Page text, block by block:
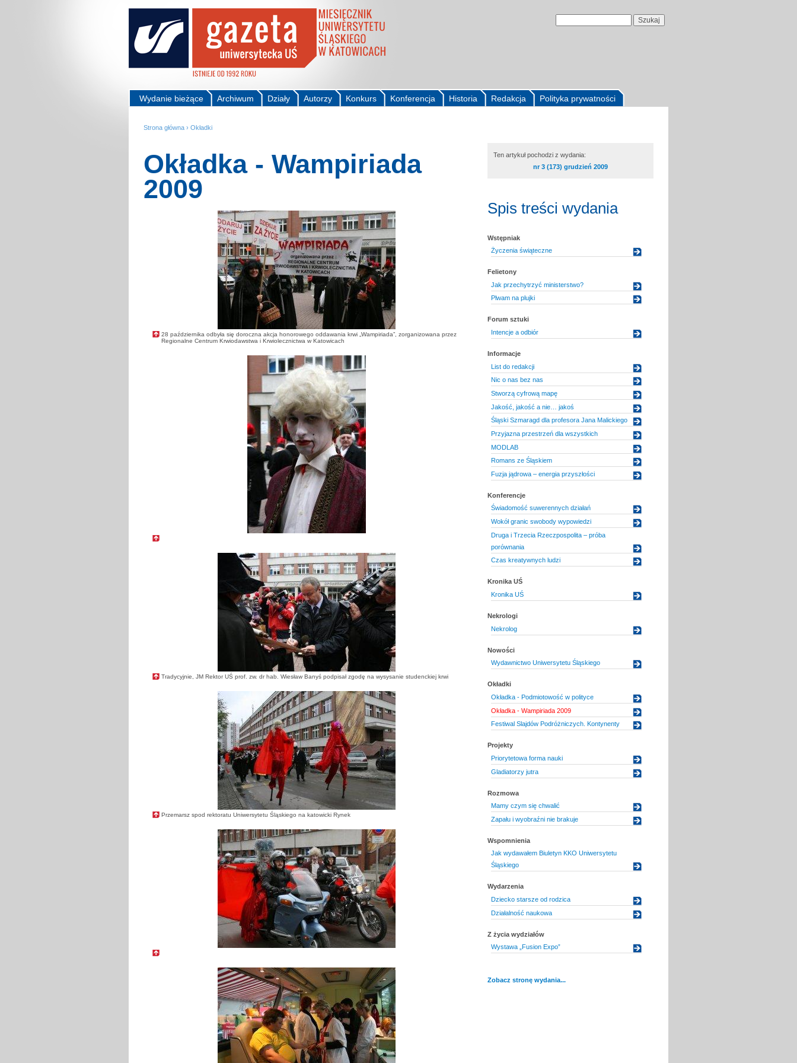
Polityka prywatności
Redakcja
Historia
Konferencja
Konkurs
Autorzy
Działy
Archiwum
Wydanie bieżące
Strona główna › Okładki
Okładka - Wampiriada
2009
28 października odbyła się doroczna akcja honorowego oddawania krwi „Wampiriada”, zorganizowana przez
Regionalne Centrum Krwiodawstwa i Krwiolecznictwa w Katowicach
Tradycyjnie, JM Rektor UŚ prof. zw. dr hab. Wiesław Banyś podpisał zgodę na wysysanie studenckiej krwi
Przemarsz spod rektoratu Uniwersytetu Śląskiego na katowicki Rynek
Ten artykuł pochodzi z wydania:
nr 3 (173) grudzień 2009
Spis treści wydania
Wstępniak
Życzenia świąteczne
Felietony
Jak przechytrzyć ministerstwo?
Plwam na plujki
Forum sztuki
Intencje a odbiór
Informacje
List do redakcji
Nic o nas bez nas
Stworzą cyfrową mapę
Jakość, jakość a nie… jakoś
Śląski Szmaragd dla profesora Jana Malickiego
Przyjazna przestrzeń dla wszystkich
MODLAB
Romans ze Śląskiem
Fuzja jądrowa – energia przyszłości
Konferencje
Świadomość suwerennych działań
Wokół granic swobody wypowiedzi
Druga i Trzecia Rzeczpospolita – próba
porównania
Czas kreatywnych ludzi
Kronika UŚ
Kronika UŚ
Nekrologi
Nekrolog
Nowości
Wydawnictwo Uniwersytetu Śląskiego
Okładki
Okładka - Podmiotowość w polityce
Okładka - Wampiriada 2009
Festiwal Slajdów Podróżniczych. Kontynenty
Projekty
Priorytetowa forma nauki
Gladiatorzy jutra
Rozmowa
Mamy czym się chwalić
Zapału i wyobraźni nie brakuje
Wspomnienia
Jak wydawałem Biuletyn KKO Uniwersytetu
Śląskiego
Wydarzenia
Dziecko starsze od rodzica
Działalność naukowa
Z życia wydziałów
Wystawa „Fusion Expo”
Zobacz stronę wydania...